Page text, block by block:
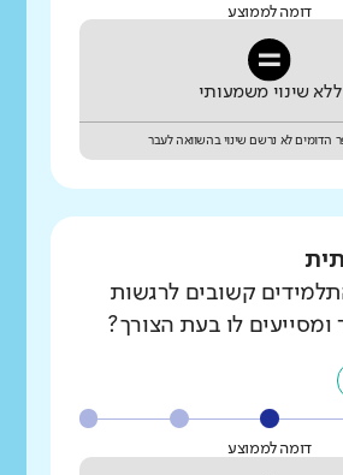
דומה לממוצע
ללא שינוי משמעותי
הדומים לא נרשם שינוי בהשוואה לעבר
קשובים לרגשות
ומסייעים לו בעת הצורך?
דומה לממוצע